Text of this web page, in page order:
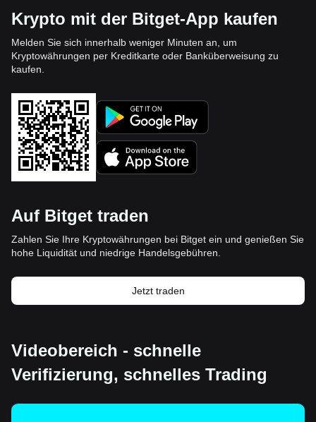
Krypto mit der Bitget-App kaufen
Melden Sie sich innerhalb weniger Minuten an, um
Kryptowährungen per Kreditkarte oder Banküberweisung zu
kaufen.
Auf Bitget traden
Zahlen Sie Ihre Kryptowährungen bei Bitget ein und genießen Sie
hohe Liquidität und niedrige Handelsgebühren.
Jetzt traden
Videobereich - schnelle
Verifizierung, schnelles Trading